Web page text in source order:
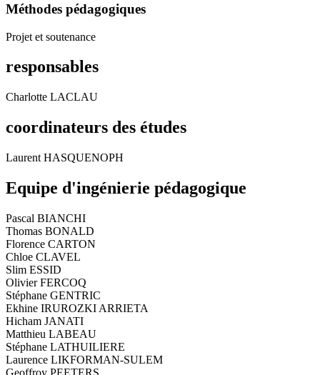
Méthodes pédagogiques
Projet et soutenance
responsables
Charlotte LACLAU
coordinateurs des études
Laurent HASQUENOPH
Equipe d'ingénierie pédagogique
Pascal BIANCHI
Thomas BONALD
Florence CARTON
Chloe CLAVEL
Slim ESSID
Olivier FERCOQ
Stéphane GENTRIC
Ekhine IRUROZKI ARRIETA
Hicham JANATI
Matthieu LABEAU
Stéphane LATHUILIERE
Laurence LIKFORMAN-SULEM
Geoffroy PEETERS